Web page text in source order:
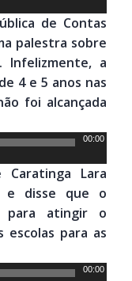
de Contas
palestra sobre
Infelizmente, a
4 e 5 anos nas
foi alcançada
00:00
Lara
e disse que o
para atingir o
para as
00:00